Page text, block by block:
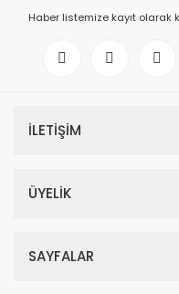
Haber listemize kayıt
İLETİŞİM
ÜYELİK
SAYFALAR